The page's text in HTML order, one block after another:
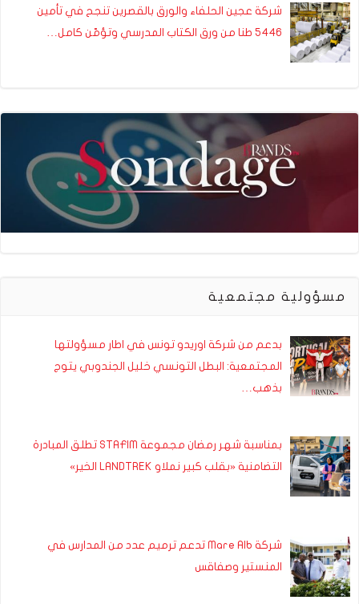
شركة عجين الحلفاء والورق بالقصرين تنجح في تأمين
5446 طنا من ورق الكتاب المدرسي وتؤمّن كامل…
مسؤولية مجتمعية
بدعم من شركة اوريدو تونس في اطار مسؤولتها
المجتمعية: البطل التونسي خليل الجندوبي يتوج
بذهب…
بمناسبة شهر رمضان مجموعة STAFIM تطلق المبادرة
التضامنية «بقلب كبير نملاو LANDTREK الخير»
شركة Mare Alb تدعم ترميم عدد من المدارس في
المنستير وصفاقس